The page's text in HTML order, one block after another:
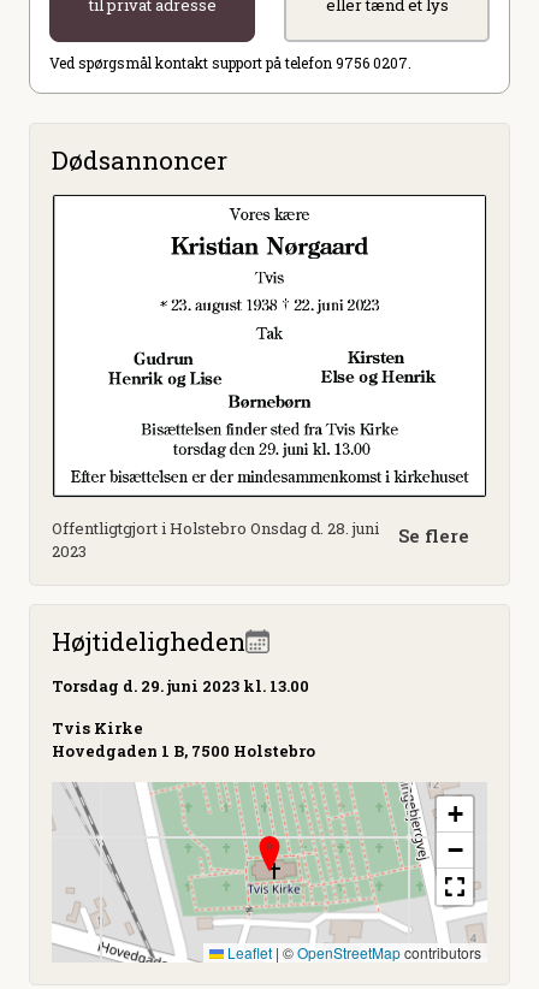
til privat adresse
eller tænd et lys
Ved spørgsmål kontakt support på telefon 9756 0207.
Dødsannoncer
Offentligtgjort i Holstebro Onsdag d. 28. juni
2023
Se flere
Højtideligheden
Torsdag d. 29. juni 2023 kl. 13.00
Tvis Kirke
Hovedgaden 1 B, 7500 Holstebro
+
−
Leaflet | ©OpenStreetMapcontributors